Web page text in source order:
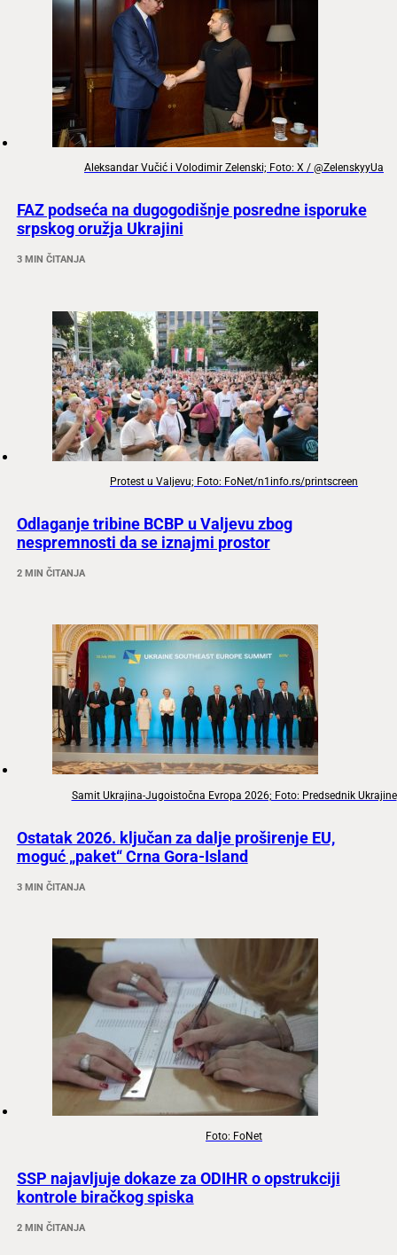
Aleksandar Vučić i Volodimir Zelenski; Foto: X / @ZelenskyyUa
FAZ podseća na dugogodišnje posredne isporuke
srpskog oružja Ukrajini
3 MIN ČITANJA
Protest u Valjevu; Foto: FoNet/n1info.rs/printscreen
Odlaganje tribine BCBP u Valjevu zbog
nespremnosti da se iznajmi prostor
2 MIN ČITANJA
Samit Ukrajina-Jugoistočna Evropa 2026; Foto: Predsednik Ukrajine
Ostatak 2026. ključan za dalje proširenje EU,
moguć „paket“ Crna Gora-Island
3 MIN ČITANJA
Foto: FoNet
SSP najavljuje dokaze za ODIHR o opstrukciji
kontrole biračkog spiska
2 MIN ČITANJA